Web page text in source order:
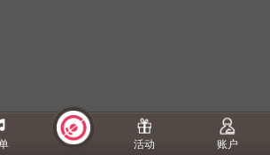
活动 账户